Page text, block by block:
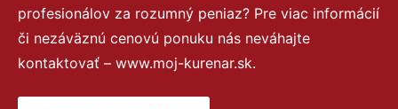
profesionálov za rozumný peniaz? Pre viac informácií
či nezáväznú cenovú ponuku nás neváhajte
kontaktovať – www.moj-kurenar.sk.